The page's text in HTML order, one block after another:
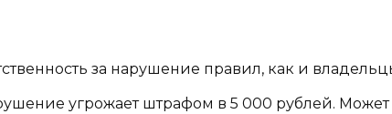
за нарушение правил, как и
угрожает штрафом в 5 000 рублей.